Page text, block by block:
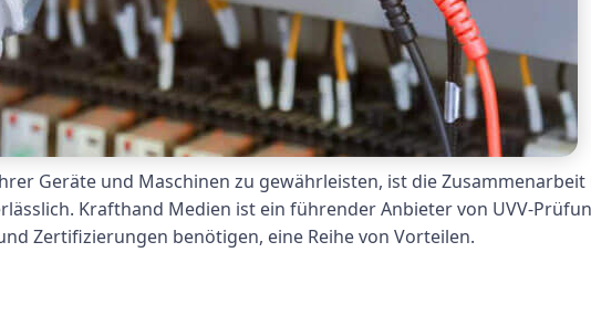
Geräte und Maschinen zu gewährleisten, ist die
Krafthand Medien ist ein führender Anbieter von UVV-
Zertifizierungen benötigen, eine Reihe von Vorteilen.